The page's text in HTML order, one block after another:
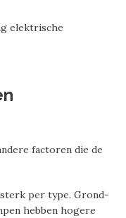
elektrische
factoren die de
per type. Grond-
hebben hogere